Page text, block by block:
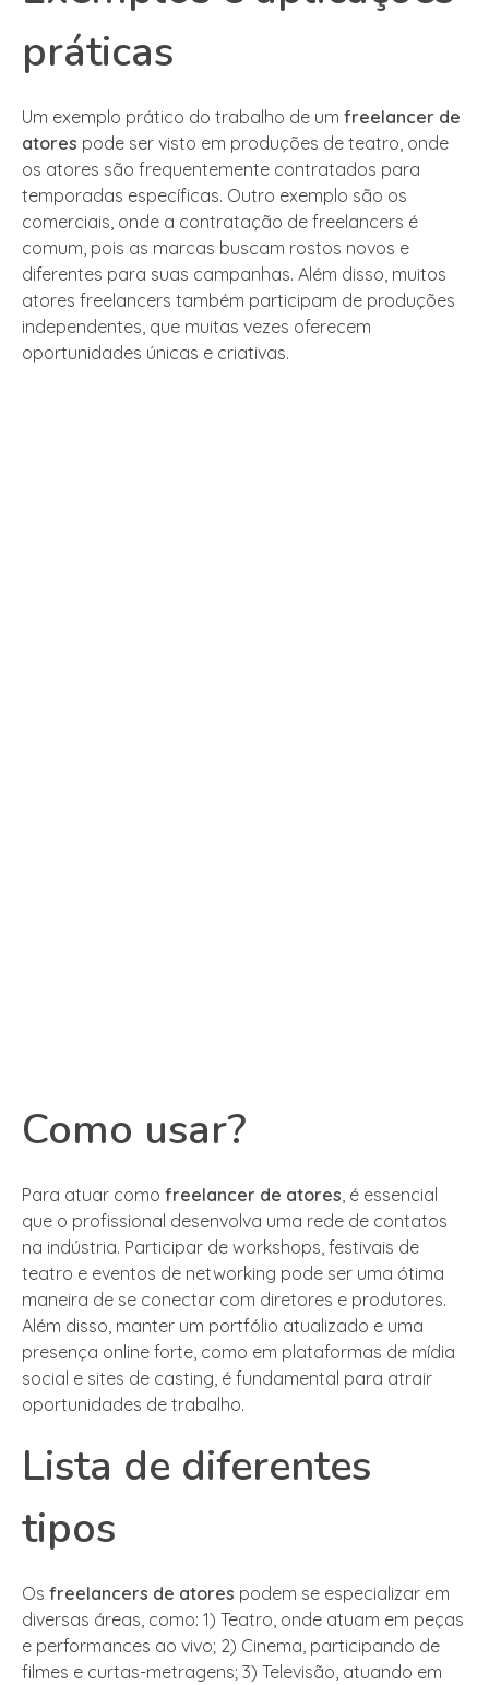
práticas
Um exemplo prático do trabalho de um freelancer de
atores pode ser visto em produções de teatro, onde
os atores são frequentemente contratados para
temporadas específicas. Outro exemplo são os
comerciais, onde a contratação de freelancers é
comum, pois as marcas buscam rostos novos e
diferentes para suas campanhas. Além disso, muitos
atores freelancers também participam de produções
independentes, que muitas vezes oferecem
oportunidades únicas e criativas.
Como usar?
Para atuar como freelancer de atores , é essencial
que o profissional desenvolva uma rede de contatos
na indústria. Participar de workshops, festivais de
teatro e eventos de networking pode ser uma ótima
maneira de se conectar com diretores e produtores.
Além disso, manter um portfólio atualizado e uma
presença online forte, como em plataformas de mídia
social e sites de casting, é fundamental para atrair
oportunidades de trabalho.
Lista de diferentes
tipos
Os freelancers de atores podem se especializar em
diversas áreas, como: 1) Teatro, onde atuam em peças
e performances ao vivo; 2) Cinema, participando de
filmes e curtas-metragens; 3) Televisão, atuando em